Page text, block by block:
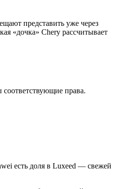
представить уже через
«дочка» Chery рассчитывает
права.
есть доля в Luxeed — свежей